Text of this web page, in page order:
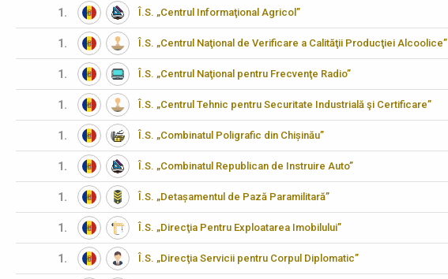
1. Î.S. „Centrul Informaţional Agricol”
1. Î.S. „Centrul Naţional de Verificare a Calităţii Producţiei Alcoolice”
1. Î.S. „Centrul Naţional pentru Frecvenţe Radio”
1. Î.S. „Centrul Tehnic pentru Securitate Industrială şi Certificare”
1. Î.S. „Combinatul Poligrafic din Chișinău”
1. Î.S. „Combinatul Republican de Instruire Auto”
1. Î.S. „Detașamentul de Pază Paramilitară”
1. Î.S. „Direcţia Pentru Exploatarea Imobilului”
1. Î.S. „Direcţia Servicii pentru Corpul Diplomatic”